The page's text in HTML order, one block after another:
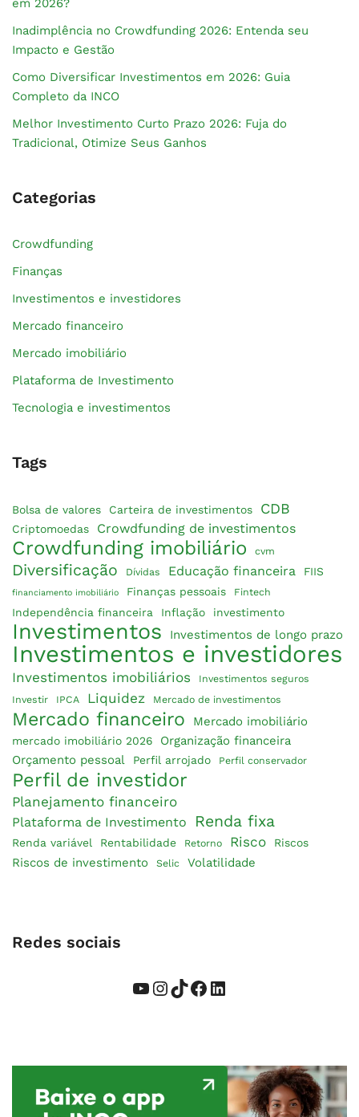
em 2026?
Inadimplência no Crowdfunding 2026: Entenda seu
Impacto e Gestão
Como Diversificar Investimentos em 2026: Guia
Completo da INCO
Melhor Investimento Curto Prazo 2026: Fuja do
Tradicional, Otimize Seus Ganhos
Categorias
Crowdfunding
Finanças
Investimentos e investidores
Mercado financeiro
Mercado imobiliário
Plataforma de Investimento
Tecnologia e investimentos
Tags
Bolsa de valores Carteira de investimentos CDB
Criptomoedas Crowdfunding de investimentos
Crowdfunding imobiliário cvm
Diversificação Dívidas Educação financeira FIIS
financiamento imobiliário Finanças pessoais Fintech
Independência financeira Inflação investimento
Investimentos Investimentos de longo prazo
Investimentos e investidores
Investimentos imobiliários
Investimentos seguros
Investir
IPCA Liquidez Mercado de investimentos
Mercado financeiro Mercado imobiliário
mercado imobiliário 2026
Organização financeira
Orçamento pessoal
Perfil arrojado Perfil conservador
Perfil de investidor
Planejamento financeiro
Plataforma de Investimento Renda fixa
Renda variável Rentabilidade Retorno Risco Riscos
Riscos de investimento Selic Volatilidade
Redes sociais